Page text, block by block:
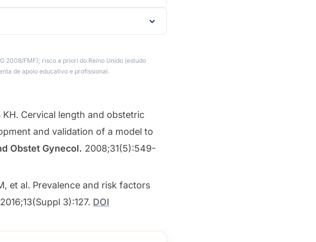
2008/FMF); risco a priori do Reino Unido (estudo
de apoio educativo e profissional.
KH. Cervical length and obstetric
and validation of a model to
Obstet Gynecol. 2008;31(5):549-
et al. Prevalence and risk factors
2016;13(Suppl 3):127. DOI